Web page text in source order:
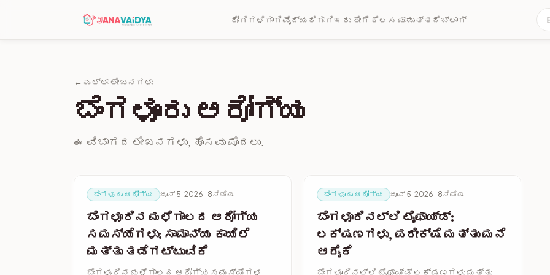
ರೋಗಿಗಳಿಗಾಗಿವೈದ್ಯರಿಗಾಗಿಇದು ಹೇಗೆ ಕೆಲಸ ಮಾಡುತ್ತದೆಬ್ಲಾಗ್
← ಎಲ್ಲಾ ಲೇಖನಗಳು
ಬೆಂಗಳೂರು ಆರೋಗ್ಯ
ಈ ವಿಭಾಗದ ಲೇಖನಗಳು, ಹೊಸವು ಮೊದಲು.
ಬೆಂಗಳೂರು ಆರೋಗ್ಯ ಜೂನ್ 5, 2026 · 8ನಿಮಿಷ
ಬೆಂಗಳೂರಿನ ಮಳೆಗಾಲದ ಆರೋಗ್ಯ
ಸಮಸ್ಯೆಗಳು: ಸಾಮಾನ್ಯ ಕಾಯಿಲೆ
ಮತ್ತು ತಡೆಗಟ್ಟುವಿಕೆ
ಬೆಂಗಳೂರಿನ ಮಳೆಗಾಲದ ಆರೋಗ್ಯ ಸಮಸ್ಯೆಗಳ
ಬೆಂಗಳೂರು ಆರೋಗ್ಯ ಜೂನ್ 5, 2026 · 8ನಿಮಿಷ
ಬೆಂಗಳೂರಿನಲ್ಲಿ ಟೈಫಾಯ್ಡ್:
ಲಕ್ಷಣಗಳು, ಪರೀಕ್ಷೆ ಮತ್ತು ಮನೆ
ಆರೈಕೆ
ಬೆಂಗಳೂರಿನಲ್ಲಿ ಟೈಫಾಯ್ಡ್ ಲಕ್ಷಣಗಳು ಮತ್ತು